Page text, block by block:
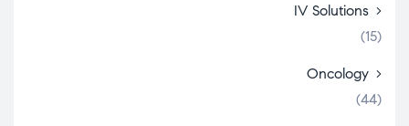
IV Solutions
(15)
Oncology
(44)